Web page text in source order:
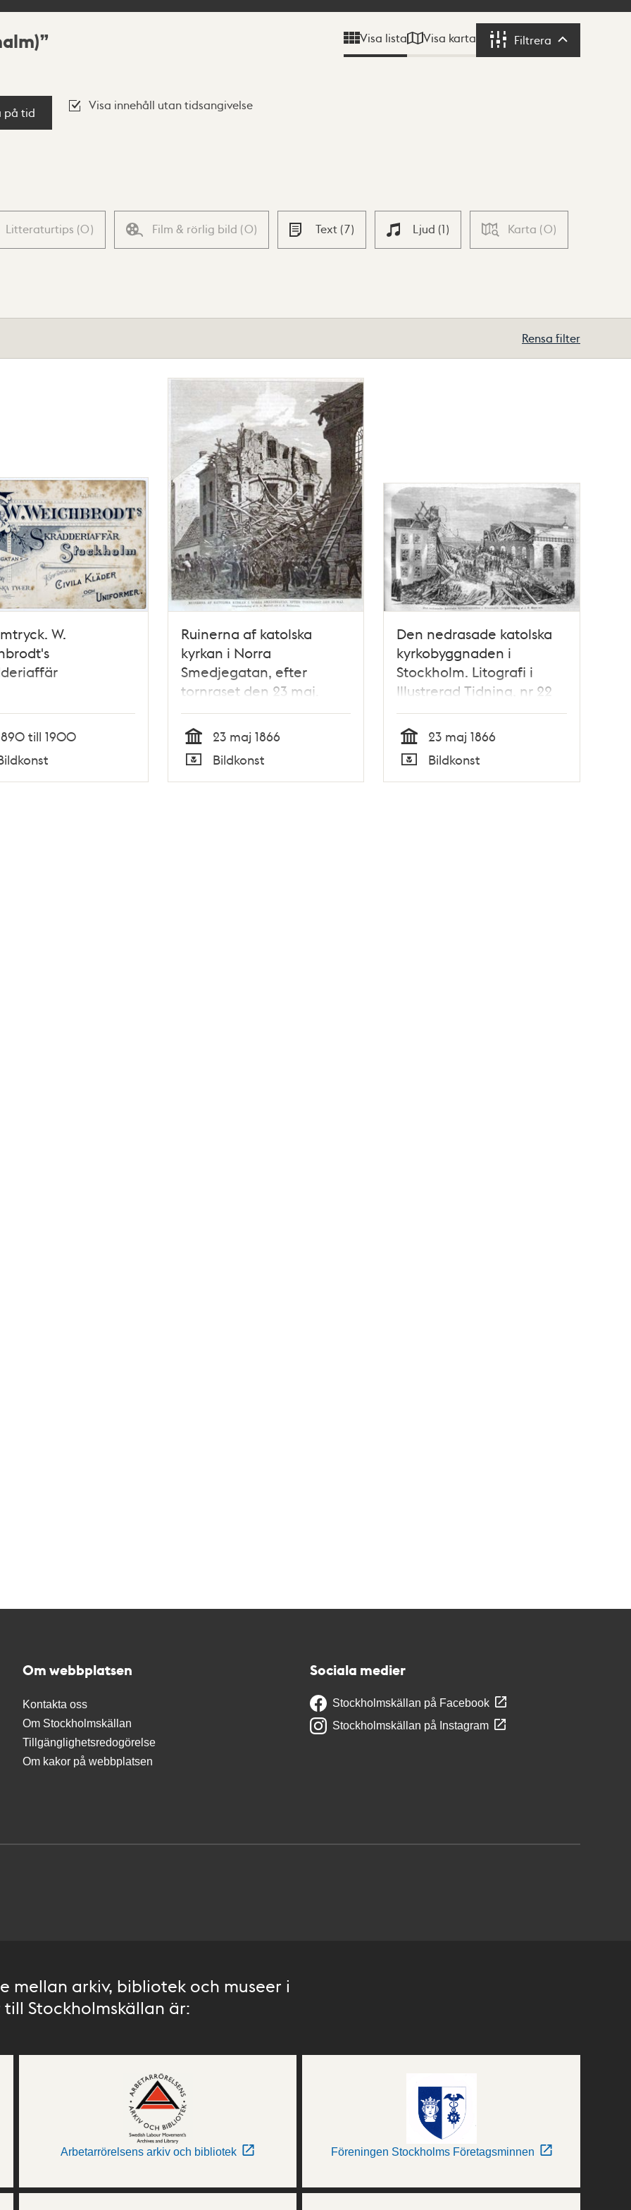
Visa lista Visa karta Filtrera Filtrera
på tid
Visa innehåll utan tidsangivelse
Litteraturtips (0) Film & rörlig bild (0) Text (7) Ljud (1) Karta (0)
Rensa filter
W.
till 1900
Ruinerna af katolska
kyrkan i Norra
Smedjegatan, efter
tornraset den 23 maj.
Litografi i Ny Illustrerad
Tidning, nr 22 den 2 juni
1866
Tid
23 maj 1866
Typ
Bildkonst
Den nedrasade katolska
kyrkobyggnaden i
Stockholm. Litografi i
Illustrerad Tidning, nr 22
den 2 juni 1866.
Tid
23 maj 1866
Typ
Bildkonst
Om webbplatsen
Kontakta oss
Om Stockholmskällan
Tillgänglighetsredogörelse
Om kakor på webbplatsen
Sociala medier
Stockholmskällan på Facebook
Stockholmskällan på Instagram
mellan arkiv, bibliotek och museer i
Stockholmskällan är:
Arbetarrörelsens arkiv och bibliotek Föreningen Stockholms Företagsminnen